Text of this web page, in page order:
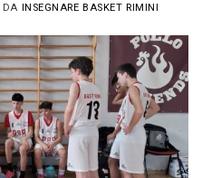
DA INSEGNARE BASKET RIMINI